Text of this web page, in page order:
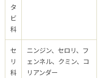
タ
ビ
科
セ
リ
科
ニンジン、セロリ、フ
ェンネル、クミン、コ
リアンダー